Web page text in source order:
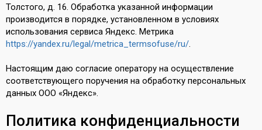
Толстого, д. 16. Обработка указанной информации
производится в порядке, установленном в условиях
использования сервиса Яндекс. Метрика
https://yandex.ru/legal/metrica_termsofuse/ru/.
Настоящим даю согласие оператору на осуществление
соответствующего поручения на обработку персональных
данных ООО «Яндекс».
Политика конфиденциальности